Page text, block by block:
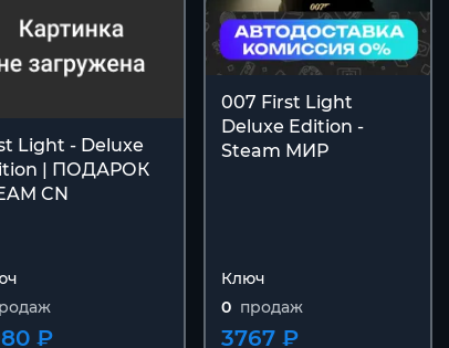
Light - Deluxe
| ПОДАРОК
CN
₽
007 First Light
Deluxe Edition -
Steam МИР
Ключ
0 продаж
3767 ₽